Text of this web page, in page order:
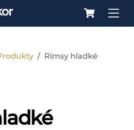
Cart
/ Rímsy hladké